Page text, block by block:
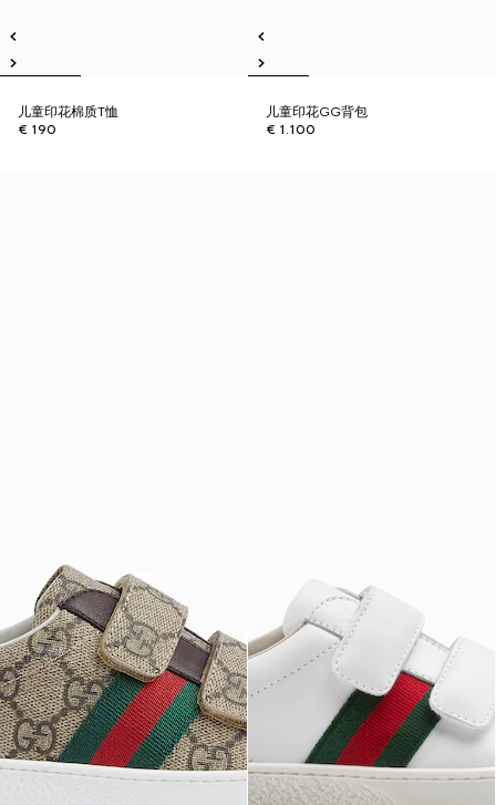
儿童印花棉质T恤
€ 190
儿童印花GG背包
€ 1.100